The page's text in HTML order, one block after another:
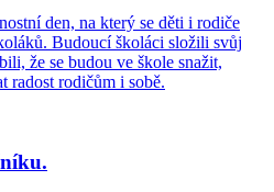
den, na který se děti i rodiče
Budoucí školáci složili svůj
že se budou ve škole snažit,
radost rodičům i sobě.